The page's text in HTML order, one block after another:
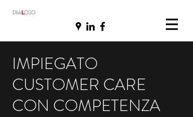
IMPIEGATO
CUSTOMER CARE
CON COMPETENZA